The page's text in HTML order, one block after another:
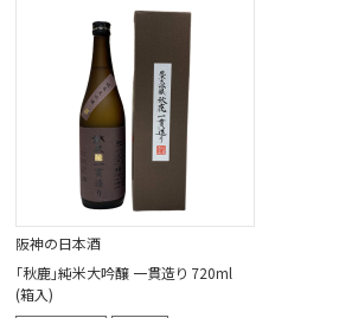
阪神の日本酒
｢秋鹿｣純米大吟醸 一貫造り 720ml
(箱入)